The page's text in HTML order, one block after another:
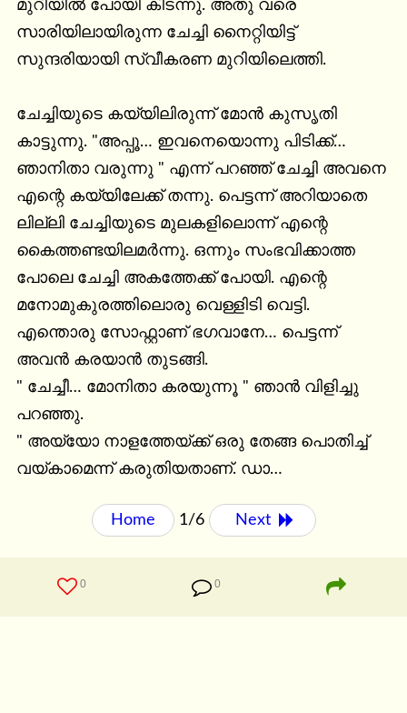
മുറിയിൽ പോയി കിടന്നു. അതു വരെ
സാരിയിലായിരുന്ന ചേച്ചി നൈറ്റിയിട്ട്
സുന്ദരിയായി സ്വീകരണ മുറിയിലെത്തി.
ചേച്ചിയുടെ കയ്യിലിരുന്ന് മോൻ കുസൃതി
കാട്ടുന്നു. "അപ്പൂ… ഇവനെയൊന്നു പിടിക്ക്…
ഞാനിതാ വരുന്നു " എന്ന് പറഞ്ഞ് ചേച്ചി അവനെ
എന്റെ കയ്യിലേക്ക് തന്നു. പെട്ടന്ന് അറിയാതെ
ലില്ലി ചേച്ചിയുടെ മുലകളിലൊന്ന് എന്റെ
കൈത്തണ്ടയിലമർന്നു. ഒന്നും സംഭവിക്കാത്ത
പോലെ ചേച്ചി അകത്തേക്ക് പോയി. എന്റെ
മനോമുകുരത്തിലൊരു വെള്ളിടി വെട്ടി.
എന്തൊരു സോഫ്റ്റാണ് ഭഗവാനേ… പെട്ടന്ന്
അവൻ കരയാൻ തുടങ്ങി.
" ചേച്ചീ… മോനിതാ കരയുന്നൂ " ഞാൻ വിളിച്ചു
പറഞ്ഞു.
" അയ്യോ നാളത്തേയ്ക്ക് ഒരു തേങ്ങ പൊതിച്ച്
വയ്കാമെന്ന് കരുതിയതാണ്. ഡാ…
Home 1/6 Next
0 0